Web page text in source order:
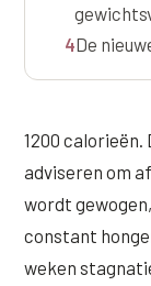
Marionetlijnen
Verticale
Neus
Jukbeenderen
Wangen
Profhilo
Prostrolane
Restylane
Saypha Filler
Saypha Volume
PCOS Huid profiel
Chronische
LIFESTYLE /
Instagram
4De
1200
adviseren om
wordt
constant
weken